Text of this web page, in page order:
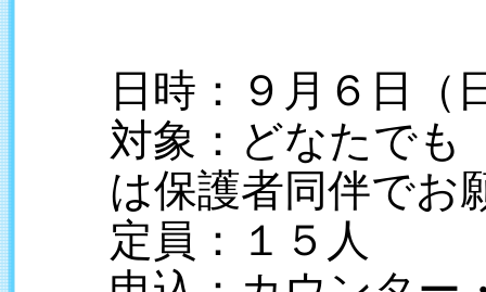
日時：９月６日（
対象：どなたでも
は保護者同伴でお
定員：１５人